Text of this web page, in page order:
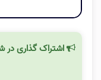
اشتراک گذاری در